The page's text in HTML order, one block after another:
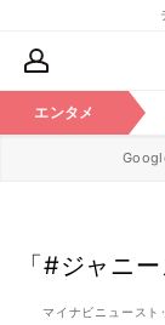
エンタメ
「#ジャニ
マイナビニュースト